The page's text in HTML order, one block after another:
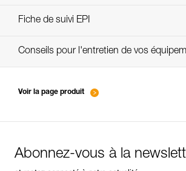
verif-EPI-poulies-procedure-FR
Fiche de suivi EPI
verif-EPI-poulies-suivi-FR
Conseils pour l'entretien de vos
Voir la page produit
Abonnez-vous à la